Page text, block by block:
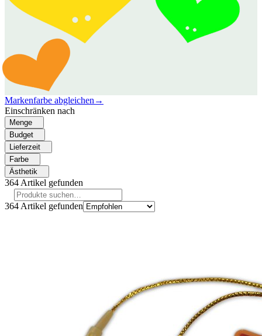
Markenfarbe abgleichen →
Einschränken nach
Menge
Budget
Lieferzeit
Farbe
Ästhetik
364 Artikel gefunden
364 Artikel gefunden